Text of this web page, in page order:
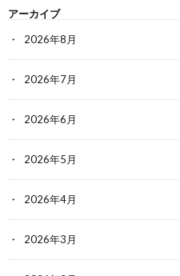
アーカイブ
2026年8月
2026年7月
2026年6月
2026年5月
2026年4月
2026年3月